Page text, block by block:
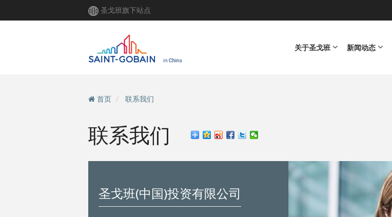
圣戈班旗下站点
关于圣戈班 新闻动态
首页 联系我们
联系我们
圣戈班(中国)投资有限公司